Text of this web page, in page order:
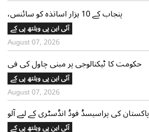
پنجاب کے 10 ہزار اساتذہ کو سائنس،
ٹیکنالوجی اور ماحول دوست مہارتوں کی
تربیت دی جائے گی،ویلتھ پاکستان
آئی این پی ویلتھ پی کے
August 07, 2026
حکومت کا ٹیکنالوجی پر مبنی چاول کی فی
ایکڑ پیداوار بڑھانے کے لیے پانچ سالہ منصوبہ
مکمل،ویلتھ پاکستان
آئی این پی ویلتھ پی کے
August 07, 2026
پاکستان کی پراسیسڈ فوڈ انڈسٹری کے لیے آلو
کی چار نئی اقسام تیار،ویلتھ پاکستان
آئی این پی ویلتھ پی کے